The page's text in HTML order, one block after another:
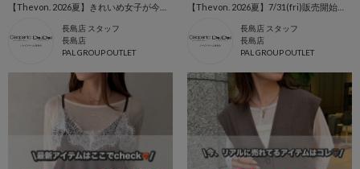
長島店 スタッフ
長島店
PAL GROUP OUTLET
【Thevon. 2026夏】7/31(fri)販売開始🔔YUNAデニム新色&新サイズ登場🌷
長島店 スタッフ
長島店
PAL GROUP OUTLET